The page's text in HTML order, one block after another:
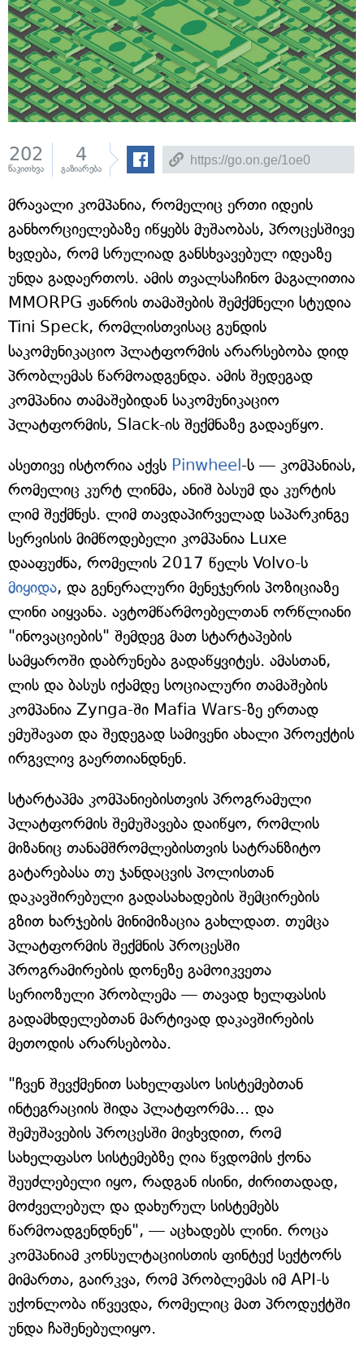
202
წაკითხვა
4
გაზიარება
მრავალი კომპანია, რომელიც ერთი იდეის
განხორციელებაზე იწყებს მუშაობას, პროცესშივე
ხვდება, რომ სრულიად განსხვავებულ იდეაზე
უნდა გადაერთოს. ამის თვალსაჩინო მაგალითია
MMORPG ჟანრის თამაშების შემქმნელი სტუდია
Tini Speck, რომლისთვისაც გუნდის
საკომუნიკაციო პლატფორმის არარსებობა დიდ
პრობლემას წარმოადგენდა. ამის შედეგად
კომპანია თამაშებიდან საკომუნიკაციო
პლატფორმის, Slack-ის შექმნაზე გადაეწყო.
ასეთივე ისტორია აქვს Pinwheel -ს — კომპანიას,
რომელიც კურტ ლინმა, ანიშ ბასუმ და კურტის
ლიმ შექმნეს. ლიმ თავდაპირველად საპარკინგე
სერვისის მიმწოდებელი კომპანია Luxe
დააფუძნა, რომელის 2017 წელს Volvo-ს
მიყიდა, და გენერალური მენეჯერის პოზიციაზე
ლინი აიყვანა. ავტომწარმოებელთან ორწლიანი
"ინოვაციების" შემდეგ მათ სტარტაპების
სამყაროში დაბრუნება გადაწყვიტეს. ამასთან,
ლის და ბასუს იქამდე სოციალური თამაშების
კომპანია Zynga-ში Mafia Wars-ზე ერთად
ემუშავათ და შედეგად სამივენი ახალი პროექტის
ირგვლივ გაერთიანდნენ.
სტარტაპმა კომპანიებისთვის პროგრამული
პლატფორმის შემუშავება დაიწყო, რომლის
მიზანიც თანამშრომლებისთვის სატრანზიტო
გატარებასა თუ ჯანდაცვის პოლისთან
დაკავშირებული გადასახადების შემცირების
გზით ხარჯების მინიმიზაცია გახლდათ. თუმცა
პლატფორმის შექმნის პროცესში
პროგრამირების დონეზე გამოიკვეთა
სერიოზული პრობლემა — თავად ხელფასის
გადამხდელებთან მარტივად დაკავშირების
მეთოდის არარსებობა.
"ჩვენ შევქმენით სახელფასო სისტემებთან
ინტეგრაციის შიდა პლატფორმა... და
შემუშავების პროცესში მივხვდით, რომ
სახელფასო სისტემებზე ღია წვდომის ქონა
შეუძლებელი იყო, რადგან ისინი, ძირითადად,
მოძველებულ და დახურულ სისტემებს
წარმოადგენდნენ", — აცხადებს ლინი. როცა
კომპანიამ კონსულტაციისთის ფინტექ სექტორს
მიმართა, გაირკვა, რომ პრობლემას იმ API-ს
უქონლობა იწვევდა, რომელიც მათ პროდუქტში
უნდა ჩაშენებულიყო.